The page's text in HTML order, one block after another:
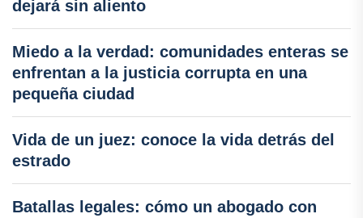
dejará sin aliento
Miedo a la verdad: comunidades enteras se
enfrentan a la justicia corrupta en una
pequeña ciudad
Vida de un juez: conoce la vida detrás del
estrado
Batallas legales: cómo un abogado con